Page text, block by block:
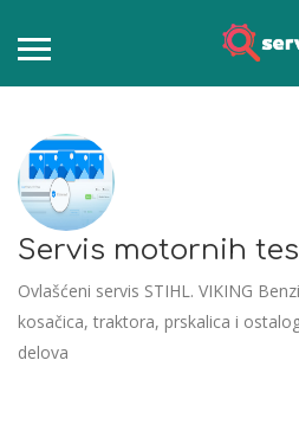
Servis motornih
Ovlašćeni servis STIHL. VIKING
kosačica, traktora, prskalica i
delova